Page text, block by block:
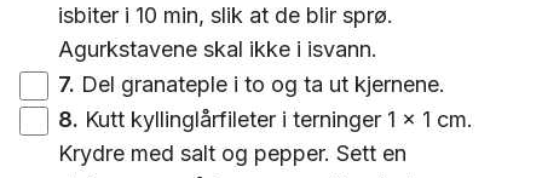
isbiter i 10 min, slik at de blir sprø.
Agurkstavene skal ikke i isvann.
7. Del granateple i to og ta ut kjernene.
8. Kutt kyllinglårfileter i terninger 1 x 1 cm.
Krydre med salt og pepper. Sett en